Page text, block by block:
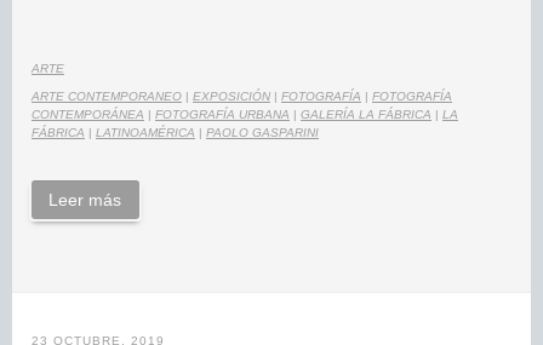
ARTE
ARTE CONTEMPORANEO | EXPOSICIÓN | FOTOGRAFÍA | FOTOGRAFÍA
CONTEMPORÁNEA | FOTOGRAFÍA URBANA | GALERÍA LA FÁBRICA | LA
FÁBRICA | LATINOAMÉRICA | PAOLO GASPARINI
Leer más
23 OCTUBRE, 2019